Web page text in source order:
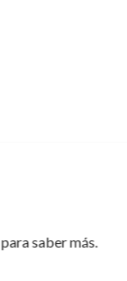
para saber más.